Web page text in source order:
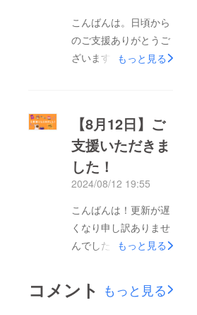
ることができました。
さて、このたび新たに
クラウドファンディン
グを立ち上げることに
に多くの猫たちに必要
な医療やケアを提供す
るため、そしてより良
い環境を整えるための
資金を募っています。
これまでのご支援に深
く感謝するとともに、
引き続きのご支援・ご
幸いです。詳細につい
ては、以下のリンクか
こんばんは。日頃から
のご支援ありがとうご
ざいます。子猫ちゃん
度バラして作り直して
みました。これだけ
じゃ足りないので同じ
大きさの使わなくなっ
体させました。私は計
算して作るのが苦手な
ので完成するか不安で
てあげたいと思ったの
もっと見る
【8月12日】ご
支援いただきま
した！
2024/08/12 19:55
こんばんは！更新が遅
くなり申し訳ありませ
んでした。本日もご支
にありがとうございま
す^^皆さまからご支援
もっと見る
コメント もっと見る